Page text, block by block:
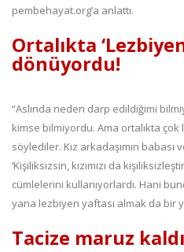
pembehayat.org’a anlattı.
Ortalıkta
dönüyordu!
“Aslında neden darp edildiğimi
kimse bilmiyordu. Ama ortalıkta
söylediler. Kız arkadaşımın
‘Kişiliksizsin, kızımızı da
cümlelerini kullanıyorlardı. Hani
yana lezbiyen yaftası almak da bir
Tacize maruz